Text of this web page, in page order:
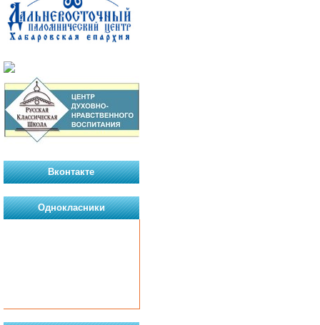
Вконтакте
Однокласники